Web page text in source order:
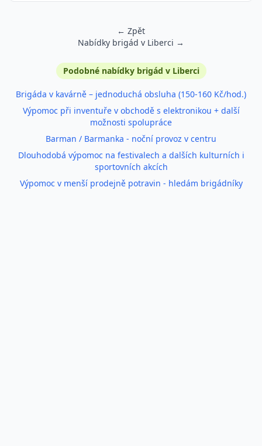
← Zpět
Nabídky brigád v Liberci →
Podobné inzerátyPodobné nabídky brigád v Liberci
Brigáda v kavárně – jednoduchá obsluha (150-160 Kč/hod.)
Výpomoc při inventuře v obchodě s elektronikou + další
možnosti spolupráce
Barman / Barmanka - noční provoz v centru
Dlouhodobá výpomoc na festivalech a dalších kulturních i
sportovních akcích
Výpomoc v menší prodejně potravin - hledám brigádníky